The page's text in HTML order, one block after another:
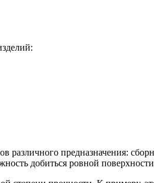
предназначения:
добиться ровной